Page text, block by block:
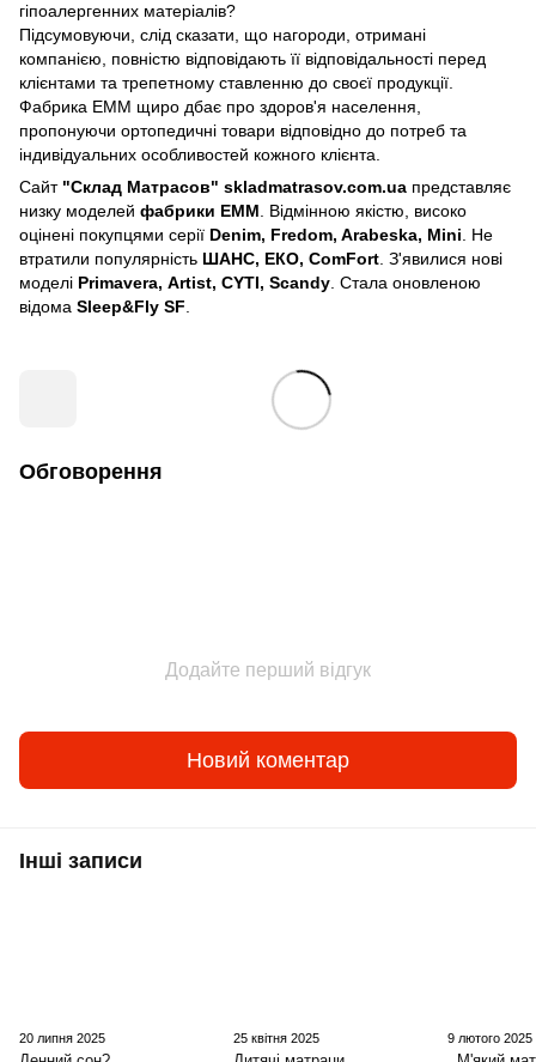
гіпоалергенних матеріалів?
Підсумовуючи, слід сказати, що нагороди, отримані
компанією, повністю відповідають її відповідальності перед
клієнтами та трепетному ставленню до своєї продукції.
Фабрика ЕММ щиро дбає про здоров'я населення,
пропонуючи ортопедичні товари відповідно до потреб та
індивідуальних особливостей кожного клієнта.
Сайт "Склад Матрасов" skladmatrasov.com.ua представляє
низку моделей фабрики ЕММ . Відмінною якістю, високо
оцінені покупцями серії Denim, Fredom, Arabeska, Mini . Не
втратили популярність ШАНС, ЕКО, ComFort . З'явилися нові
моделі Primavera, Artist, CYTI, Scandy Стала оновленою
відома Sleep&Fly SF
Обговорення
Додайте перший відгук
Новий коментар
Інші записи
20 липня 2025 25 квітня 2025 9 лютого 2025